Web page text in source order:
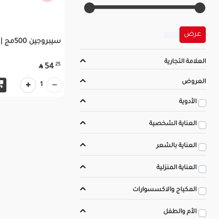
عرض
العلامة التجارية
العروض
الأدوية
العناية الشخصية
العناية بالشعر
العناية المنزلية
المكياج والاكسسوارات
الأم والطفل
سيبروجين 500مج | 10قرص
25
54

1